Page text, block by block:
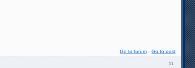
Go to forum Go to post
11